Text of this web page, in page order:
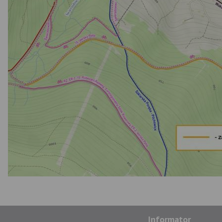
Informator